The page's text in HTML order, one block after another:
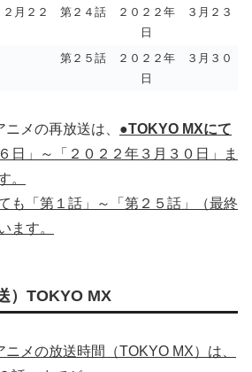
月２２
第２４話 ２０２２年 ３月２３
日
第２５話 ２０２２年 ３月３０
日
メの再放送は、 ●TOKYO MXにて
日」～「２０２２年３月３０日」ま
。
も「第１話」～「第２５話」（最終
ます。
）TOKYO MX
ニメの放送時間（TOKYO MX）は、